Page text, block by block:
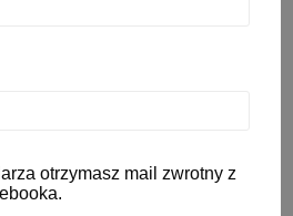
8 mitów o
otrzymasz mail zwrotny z